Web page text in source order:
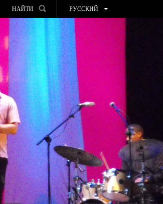
НАЙТИ
РУССКИЙ
ESPAÑOL
VALENCIÀ
ENGLISH
FRANÇAIS
DEUTSCH